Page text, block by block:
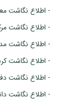
- اطلاع نگاشت
- اطلاع نگاشت
- اطلاع نگاشت
- اطلاع نگاشت
- اطلاع نگاشت
- اطلاع نگاشت